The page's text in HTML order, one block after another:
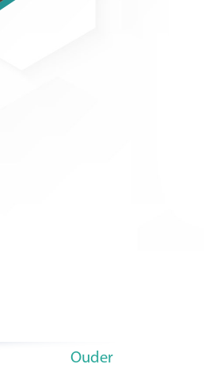
Ouder